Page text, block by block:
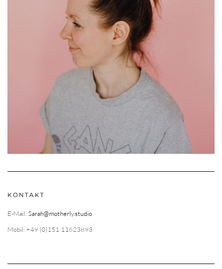
KONTAKT
E-Mail: Sarah@motherly.studio
Mobil: +49 (0)151 11623893